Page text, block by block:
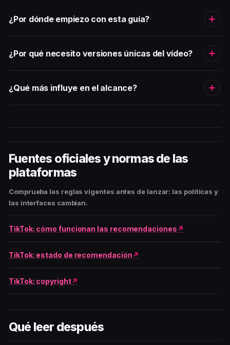
¿Por dónde empiezo con esta guía?
¿Por qué necesito versiones únicas del vídeo?
¿Qué más influye en el alcance?
Fuentes oficiales y normas de las
plataformas
Comprueba las reglas vigentes antes de lanzar: las políticas y
las interfaces cambian.
TikTok: cómo funcionan las recomendaciones
TikTok: estado de recomendación
TikTok: copyright
Qué leer después